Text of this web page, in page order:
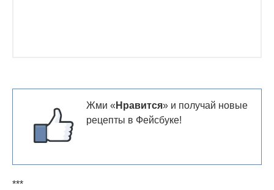
Жми « Нравится» и получай новые
рецепты в Фейсбуке!
***